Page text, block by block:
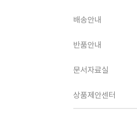
배송안내
반품안내
문서자료실
상품제안센터